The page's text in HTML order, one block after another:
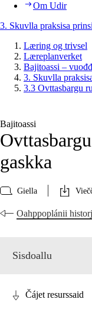
Om Udir
3. Skuvlla praksisa
Læring og trivsel
Læreplanverket
Bajitoassi –
3. Skuvlla
3.3 Ovttasbargu
Bajitoassi
gaskka
Giella
Oahppoplánii
Sisdoallu
Čájet resurssaid